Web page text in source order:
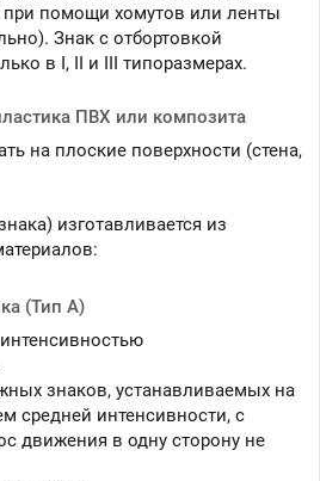
при помощи хомутов или ленты
Знак с отбортовкой
в I, II и III типоразмерах.
ПВХ или композита
на плоские поверхности (стена,
изготавливается из
(Тип А)
знаков, устанавливаемых на
средней интенсивности, с
движения в одну сторону не